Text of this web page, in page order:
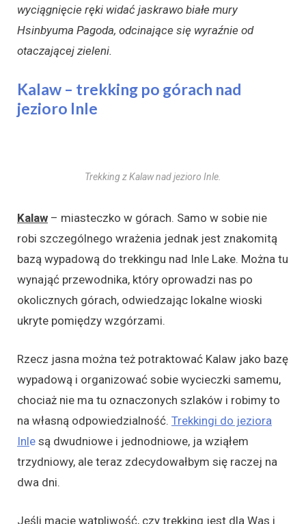
wyciągnięcie ręki widać jaskrawo białe mury
Hsinbyuma Pagoda, odcinające się wyraźnie od
otaczającej zieleni.
Kalaw – trekking po górach nad
jezioro Inle
Trekking z Kalaw nad jezioro Inle.
Kalaw – miasteczko w górach. Samo w sobie nie
robi szczególnego wrażenia jednak jest znakomitą
bazą wypadową do trekkingu nad Inle Lake. Można tu
wynająć przewodnika, który oprowadzi nas po
okolicznych górach, odwiedzając lokalne wioski
ukryte pomiędzy wzgórzami.
Rzecz jasna można też potraktować Kalaw jako bazę
wypadową i organizować sobie wycieczki samemu,
chociaż nie ma tu oznaczonych szlaków i robimy to
na własną odpowiedzialność. Trekkingi do jeziora
Inle są dwudniowe i jednodniowe, ja wziąłem
trzydniowy, ale teraz zdecydowałbym się raczej na
dwa dni.
Jeśli macie wątpliwość, czy trekking jest dla Was i